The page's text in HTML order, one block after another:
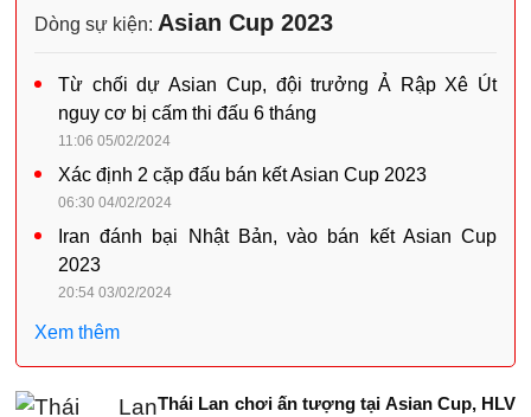
Dòng sự kiện: Asian Cup 2023
Từ chối dự Asian Cup, đội trưởng Ả Rập Xê Út
nguy cơ bị cấm thi đấu 6 tháng
11:06 05/02/2024
Xác định 2 cặp đấu bán kết Asian Cup 2023
06:30 04/02/2024
Iran đánh bại Nhật Bản, vào bán kết Asian Cup
2023
20:54 03/02/2024
Xem thêm
Thái Lan chơi ấn tượng tại Asian Cup, HLV